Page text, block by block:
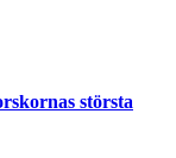
största